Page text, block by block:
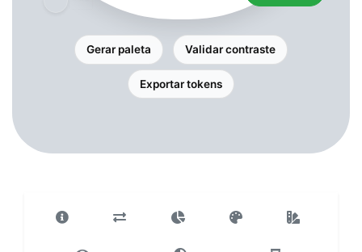
Gerar paleta Validar contraste
Exportar tokens